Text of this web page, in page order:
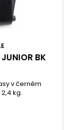
BK
v černém
kg.